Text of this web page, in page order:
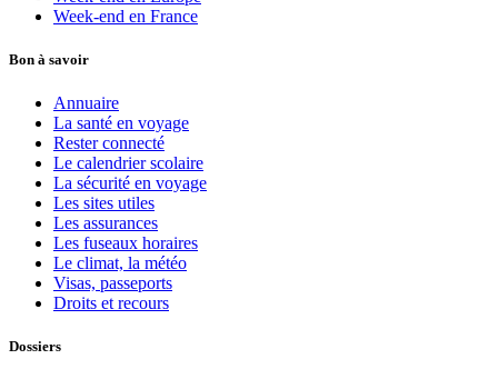
Week-end en France
Bon à savoir
Annuaire
La santé en voyage
Rester connecté
Le calendrier scolaire
La sécurité en voyage
Les sites utiles
Les assurances
Les fuseaux horaires
Le climat, la météo
Visas, passeports
Droits et recours
Dossiers